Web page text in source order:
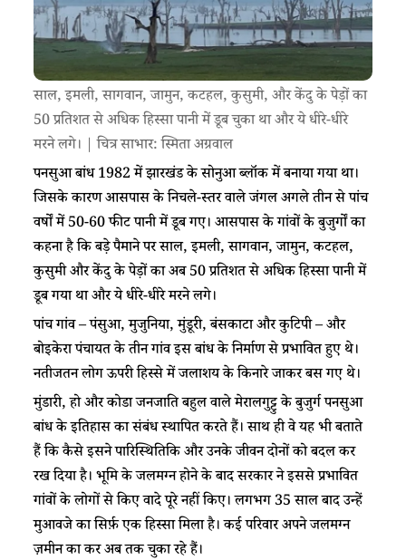
साल, इमली, सागवान, जामुन, कटहल, कुसुमी, और केंदु के पेड़ों का
50 प्रतिशत से अधिक हिस्सा पानी में डूब चुका था और ये धीरे-धीरे
मरने लगे। | चित्र साभार: स्मिता अग्रवाल
पनसुआ बांध 1982 में झारखंड के सोनुआ ब्लॉक में बनाया गया था।
जिसके कारण आसपास के निचले-स्तर वाले जंगल अगले तीन से पांच
वर्षों में 50-60 फीट पानी में डूब गए। आसपास के गांवों के बुजुर्गों का
कहना है कि बड़े पैमाने पर साल, इमली, सागवान, जामुन, कटहल,
कुसुमी और केंदु के पेड़ों का अब 50 प्रतिशत से अधिक हिस्सा पानी में
डूब गया था और ये धीरे-धीरे मरने लगे।
पांच गांव – पंसुआ, मुजुनिया, मुंडूरी, बंसकाटा और कुटिपी – और
बोइकेरा पंचायत के तीन गांव इस बांध के निर्माण से प्रभावित हुए थे।
नतीजतन लोग ऊपरी हिस्से में जलाशय के किनारे जाकर बस गए थे।
मुंडारी, हो और कोडा जनजाति बहुल वाले मेरालगुट्टु के बुजुर्ग पनसुआ
बांध के इतिहास का संबंध स्थापित करते हैं। साथ ही वे यह भी बताते
हैं कि कैसे इसने पारिस्थितिकि और उनके जीवन दोनों को बदल कर
रख दिया है। भूमि के जलमग्न होने के बाद सरकार ने इससे प्रभावित
गांवों के लोगों से किए वादे पूरे नहीं किए। लगभग 35 साल बाद उन्हें
मुआवजे का सिर्फ़ एक हिस्सा मिला है। कई परिवार अपने जलमग्न
ज़मीन का कर अब तक चुका रहे हैं।